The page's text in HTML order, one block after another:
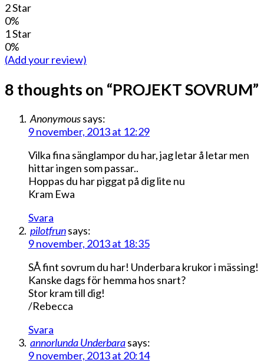
2 Star
0%
1 Star
0%
(Add your review)
8 thoughts on “PROJEKT SOVRUM”
Anonymoussays:
9 november, 2013 at 12:29
Vilka fina sänglampor du har, jag letar å letar men
hittar ingen som passar..
Hoppas du har piggat på dig lite nu
Kram Ewa
Svara
pilotfrunsays:
9 november, 2013 at 18:35
SÅ fint sovrum du har! Underbara krukor i mässing!
Kanske dags för hemma hos snart?
Stor kram till dig!
/Rebecca
Svara
annorlunda Underbarasays:
9 november, 2013 at 20:14